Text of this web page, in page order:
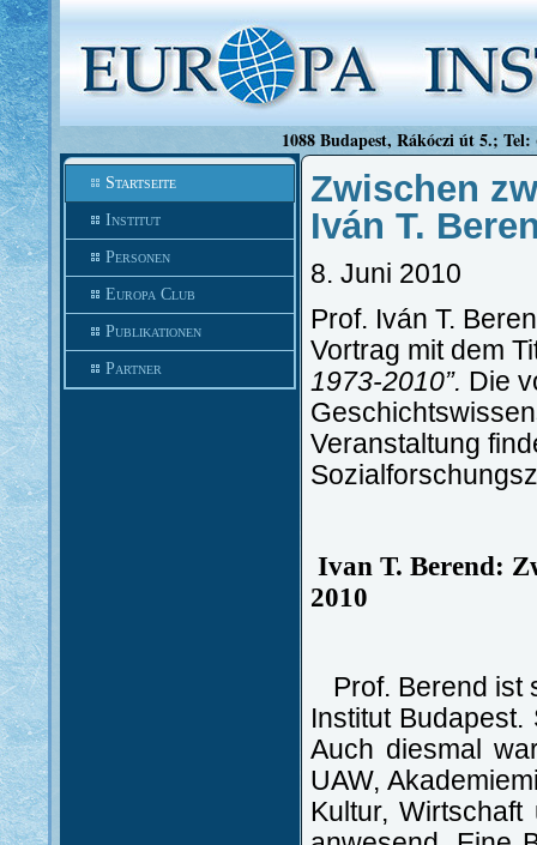
1088 Budapest, Rákóczi út 5.;
Startseite
Institut
Personen
Europa Club
Publikationen
Partner
Zwischen
Iván T.
8. Juni 2010
Prof. Iván T.
Vortrag mit dem
1973-2010”. Die
Veranstaltung
Ivan T. Berend:
2010
Prof. Berend ist
Institut
Auch diesmal
UAW,
Kultur,